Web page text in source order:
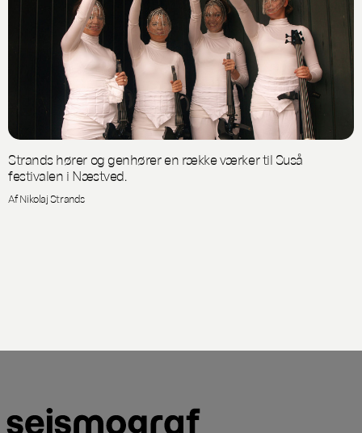
Strands hører og genhører en række værker til Suså
festivalen i Næstved.
Af Nikolaj Strands